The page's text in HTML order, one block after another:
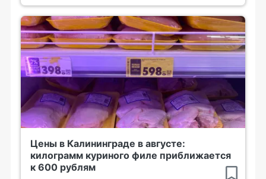
Цены в Калининграде в августе:
килограмм куриного филе приближается
к 600 рублям